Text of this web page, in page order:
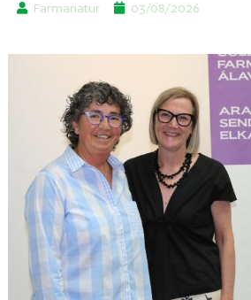
Farmanatur 03/08/2026